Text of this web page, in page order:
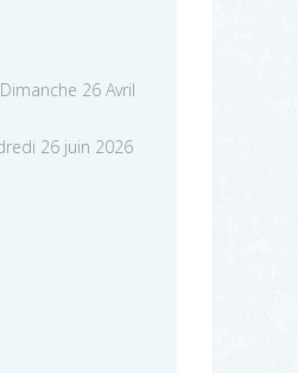
26 Avril
26 juin 2026